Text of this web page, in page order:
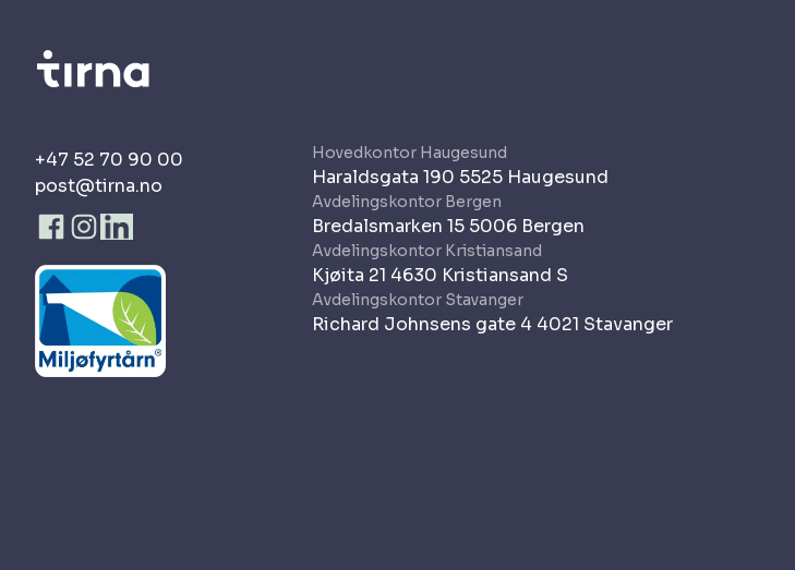
+47 52 70 90 00
post@tirna.no
Hovedkontor Haugesund
Haraldsgata 190 5525 Haugesund
Avdelingskontor Bergen
Bredalsmarken 15 5006 Bergen
Avdelingskontor Kristiansand
Kjøita 21 4630 Kristiansand S
Avdelingskontor Stavanger
Richard Johnsens gate 4 4021 Stavanger